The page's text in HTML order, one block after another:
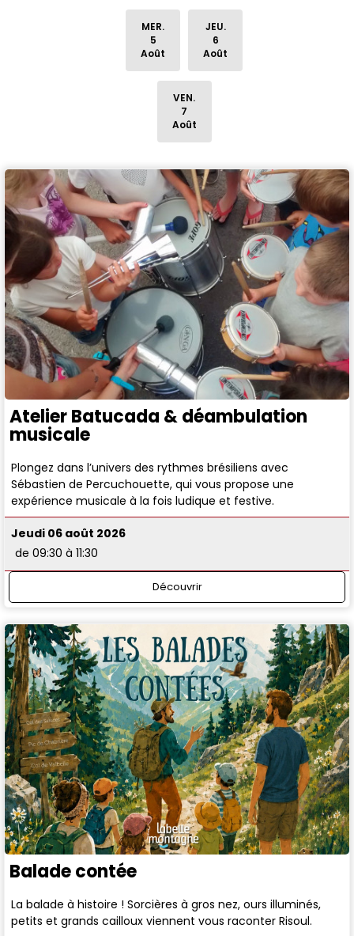
MER.
5
Août
JEU.
6
Août
VEN.
7
Août
Atelier Batucada & déambulation
musicale
Plongez dans l’univers des rythmes brésiliens avec
Sébastien de Percuchouette, qui vous propose une
expérience musicale à la fois ludique et festive.
Jeudi 06 août 2026
de 09:30 à 11:30
Découvrir
Balade contée
La balade à histoire ! Sorcières à gros nez, ours illuminés,
petits et grands cailloux viennent vous raconter Risoul.